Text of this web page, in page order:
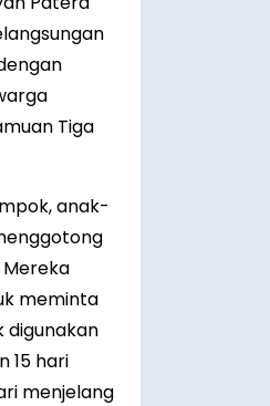
Tiga
anak-
meminta
digunakan
15 hari
menjelang